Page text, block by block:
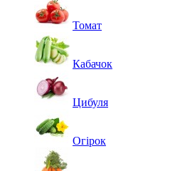
Томат
Кабачок
Цибуля
Огірок